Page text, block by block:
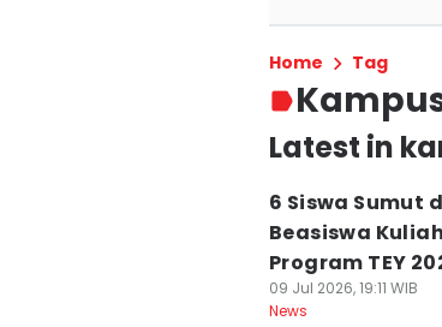
Home Tag
Latest in
6 Siswa Sumut
Beasiswa
Program TEY
09 Jul 2026, 19:11 WIB
News